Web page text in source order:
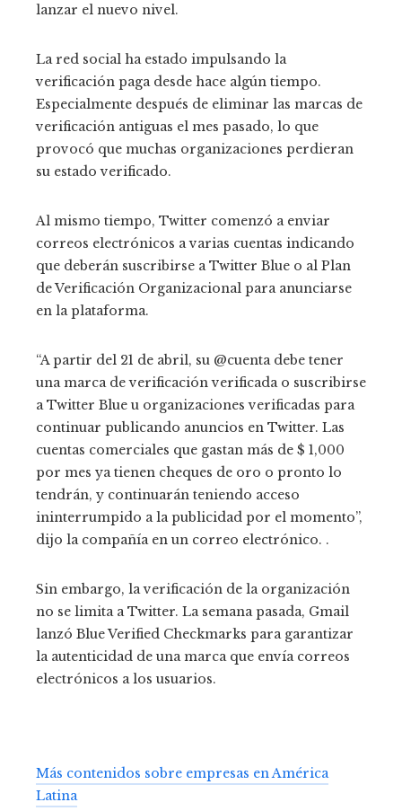
lanzar el nuevo nivel.
La red social ha estado impulsando la
verificación paga desde hace algún tiempo.
Especialmente después de eliminar las marcas de
verificación antiguas el mes pasado, lo que
provocó que muchas organizaciones perdieran
su estado verificado.
Al mismo tiempo, Twitter comenzó a enviar
correos electrónicos a varias cuentas indicando
que deberán suscribirse a Twitter Blue o al Plan
de Verificación Organizacional para anunciarse
en la plataforma.
“A partir del 21 de abril, su @cuenta debe tener
una marca de verificación verificada o suscribirse
a Twitter Blue u organizaciones verificadas para
continuar publicando anuncios en Twitter. Las
cuentas comerciales que gastan más de $ 1,000
por mes ya tienen cheques de oro o pronto lo
tendrán, y continuarán teniendo acceso
ininterrumpido a la publicidad por el momento”,
dijo la compañía en un correo electrónico. .
Sin embargo, la verificación de la organización
no se limita a Twitter. La semana pasada, Gmail
lanzó Blue Verified Checkmarks para garantizar
la autenticidad de una marca que envía correos
electrónicos a los usuarios.
Más contenidos sobre empresas en América
Latina